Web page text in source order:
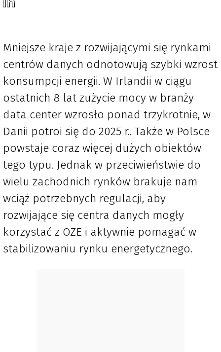
Mniejsze kraje z rozwijającymi się rynkami
centrów danych odnotowują szybki wzrost
konsumpcji energii. W Irlandii w ciągu
ostatnich 8 lat zużycie mocy w branży
data center wzrosło ponad trzykrotnie, w
Danii potroi się do 2025 r.. Także w Polsce
powstaje coraz więcej dużych obiektów
tego typu. Jednak w przeciwieństwie do
wielu zachodnich rynków brakuje nam
wciąż potrzebnych regulacji, aby
rozwijające się centra danych mogły
korzystać z OZE i aktywnie pomagać w
stabilizowaniu rynku energetycznego.